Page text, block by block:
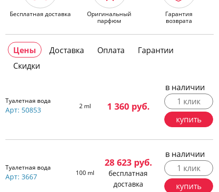
Бесплатная доставка
Оригинальный
парфюм
Гарантия
возврата
Цены Доставка Оплата
Гарантии
Скидки
Туалетная вода
Арт: 50853 2 ml 1 360руб.
в наличии
1 клик
купить
Туалетная вода
Арт: 3667 100 ml
28 623руб.
бесплатная
доставка
в наличии
1 клик
купить